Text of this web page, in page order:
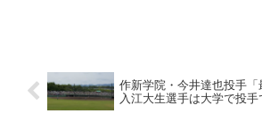
作新学院・今井達也投手「
入江大生選手は大学で投